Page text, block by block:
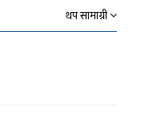
थप सामाग्री